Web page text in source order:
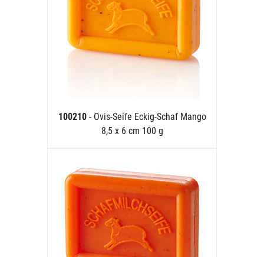
100210 - Ovis-Seife Eckig-Schaf Mango
8,5 x 6 cm 100 g